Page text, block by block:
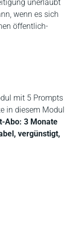
unerlaubt
wenn es sich
öffentlich-
mit 5 Prompts
in diesem Modul
Abo: 3 Monate
vergünstigt,